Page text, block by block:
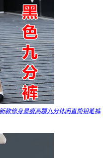
款修身显瘦高腰九分休闲直筒铅笔裤